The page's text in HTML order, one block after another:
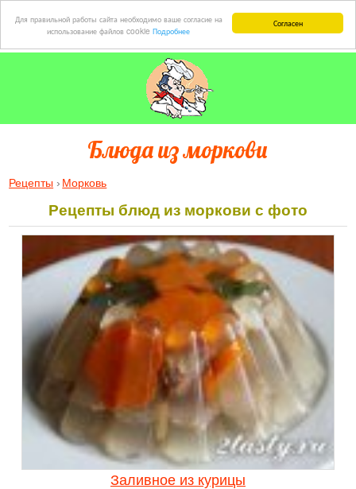
Согласен
Для правильной работы сайта необходимо ваше согласие на
использование файлов cookie Подробнее
Блюда из моркови
Рецепты Морковь
Рецепты блюд из моркови с фото
Заливное из курицы